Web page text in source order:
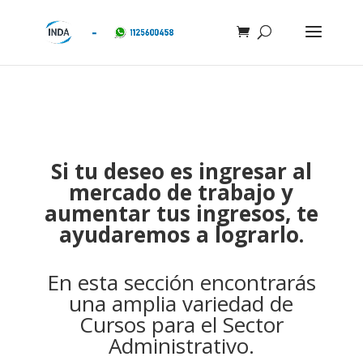
DIPLOMATURAS
Si tu deseo es ingresar al
mercado de trabajo y
aumentar tus ingresos, te
ayudaremos a lograrlo.
En esta sección encontrarás
una amplia variedad de
Cursos para el Sector
Administrativo.